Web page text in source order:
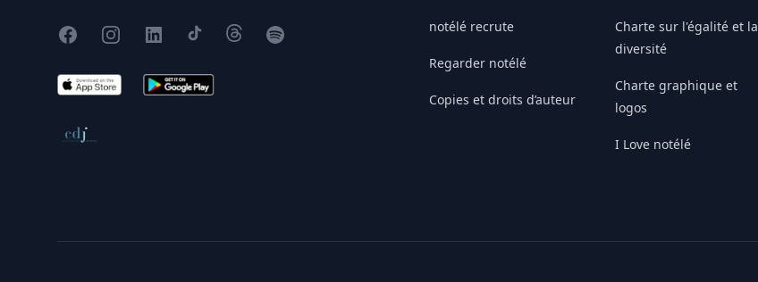
FacebookInstagram
X TikTokThreadsSpotify
App Store Google Play
Conseil de déontologie journalistique
notélé recrute
Regarder notélé
Copies et droits d’auteur
Charte sur l'égalité et la
diversité
Charte graphique et
logos
I Love notélé